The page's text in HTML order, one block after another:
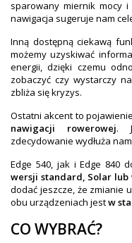
sparowany miernik mocy
nawigacja sugeruje nam
Inną dostępną ciekawą
możemy uzyskiwać
energii, dzięki czemu
zobaczyć czy wystarczy
zbliża się kryzys.
Ostatni akcent to
nawigacji rowerowej.
zdecydowanie wydłuża
Edge 540, jak i Edge 840
wersji standard, Solar lub
dodać jeszcze, że zmianie
obu urządzeniach jestw
CO WYBRAĆ?